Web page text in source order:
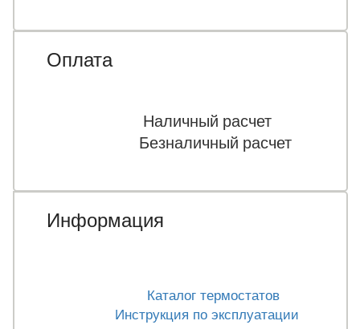
Оплата
Наличный расчет
Безналичный расчет
Информация
Каталог термостатов
Инструкция по эксплуатации